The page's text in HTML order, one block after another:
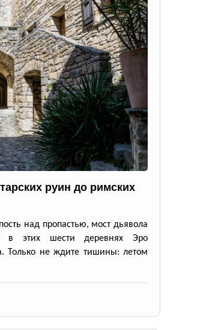
руин до римских
над пропастью, мост дьявола
в этих шести деревнях Эро
Только не ждите тишины: летом